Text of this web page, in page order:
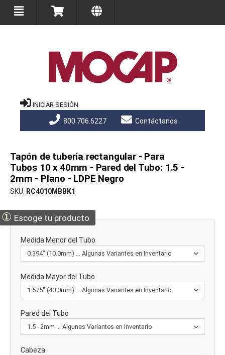
INICIAR SESIÓN
800.706.6227 Contáctanos
Tapón de tubería rectangular - Para
Tubos 10 x 40mm - Pared del Tubo: 1.5 -
2mm - Plano - LDPE Negro
SKU RC4010MBBK1
① Escoge tu producto
Medida Menor del Tubo
Medida Mayor del Tubo
Pared del Tubo
Cabeza